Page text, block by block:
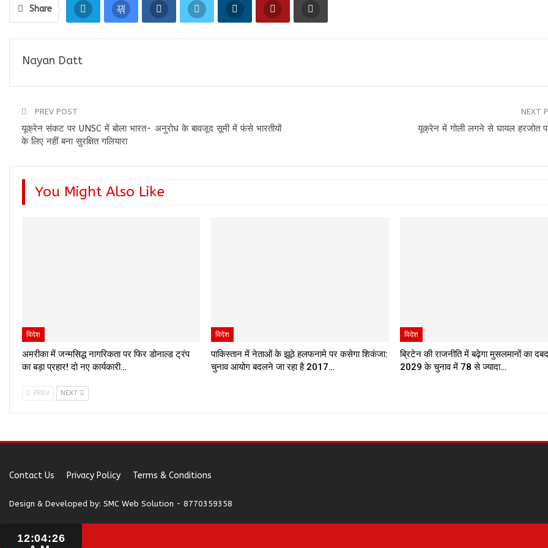
Share
Nayan Datt
PREV POST
यूक्रेन संकट पर UNSC में बोला भारत- अनुरोध के बावजूद सूमी में फंसे भारतीयों
के लिए नहीं बना सुरक्षित गलियारा
NEXT
यूक्रेन में गोली लगने से घायल हरजोत
You Might Also Like
विदेश
अमरीका में जन्मसिद्ध नागरिकता पर फिर डोनाल्ड ट्रंप
का बड़ा प्रहार! दो नए कार्यकारी…
विदेश
पाकिस्तान में नेताओं के झूठे हलफनामे पर कसेगा शिकंजा:
चुनाव आयोग बदलने जा रहा है 2017…
विदेश
ब्रिटेन की राजनीति में बढ़ेगा मुसलमानों का
2029 के चुनाव में 78 से ज्यादा…
PREV NEXT
Contact Us Privacy Policy Terms & Conditions
Design & Developed by: SMC Web Solution - 8770359358